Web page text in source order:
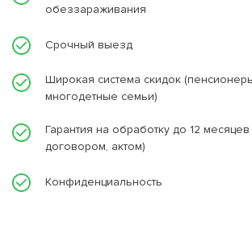
обеззараживания
Срочный выезд
Широкая система скидок
многодетные семьи)
Гарантия на обработку до 12
договором, актом)
Конфиденциальность